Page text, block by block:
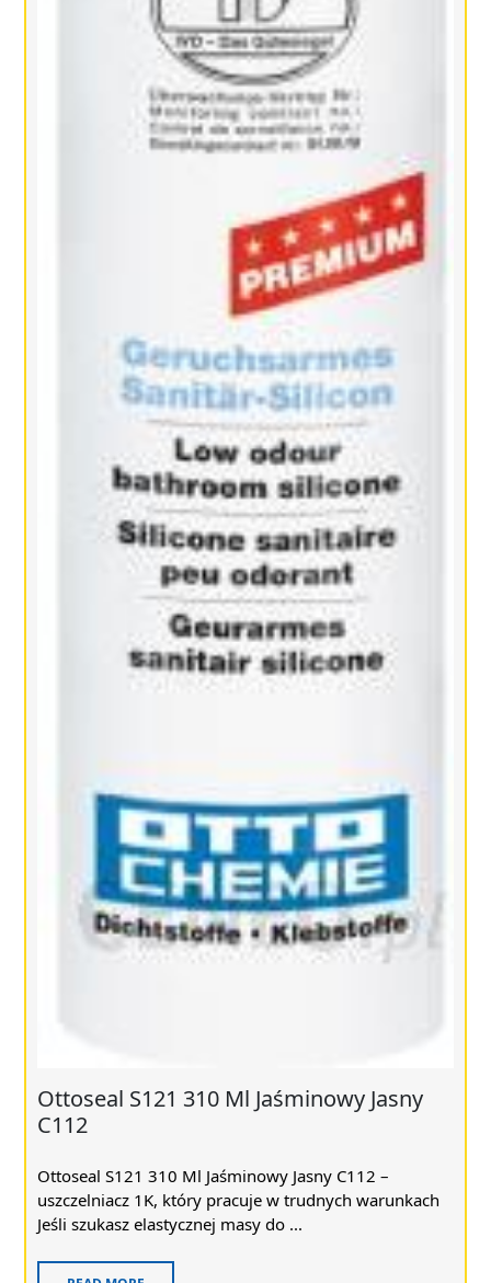
Ottoseal S121 310 Ml Jaśminowy Jasny
C112
Ottoseal S121 310 Ml Jaśminowy Jasny C112 –
uszczelniacz 1K, który pracuje w trudnych warunkach
Jeśli szukasz elastycznej masy do ...